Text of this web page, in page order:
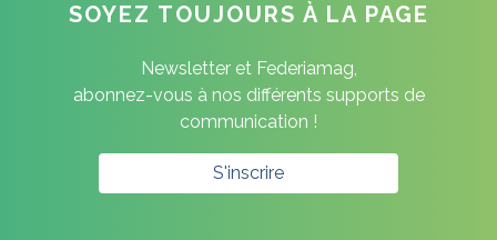
SOYEZ TOUJOURS À LA PAGE
Newsletter et Federiamag,
abonnez-vous à nos différents supports de
communication !
S'inscrire